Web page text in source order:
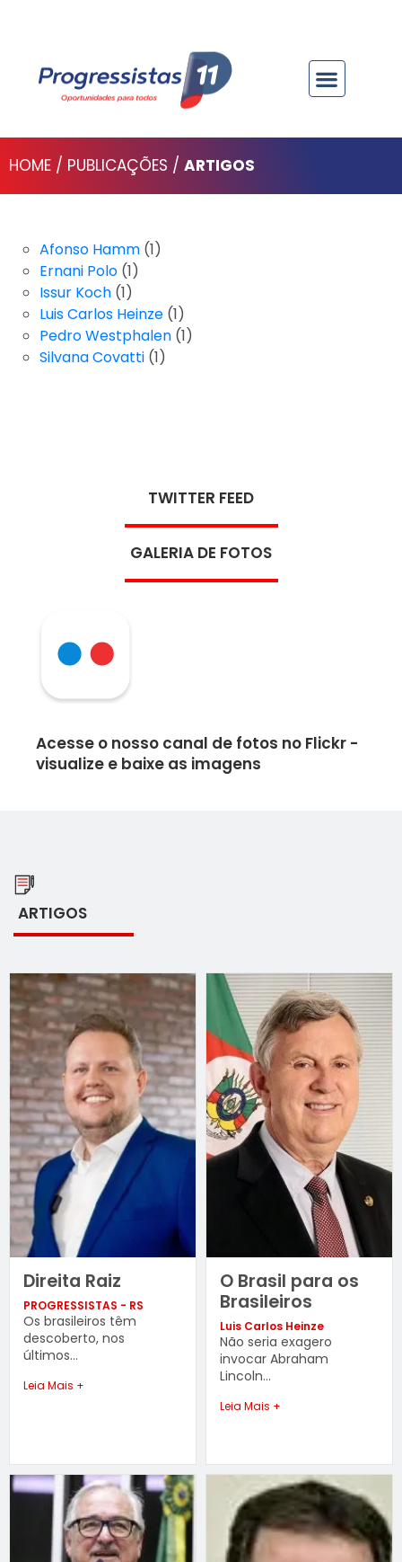
HOME / PUBLICAÇÕES / ARTIGOS
Afonso Hamm (1)
Ernani Polo (1)
Issur Koch (1)
Luis Carlos Heinze (1)
Pedro Westphalen (1)
Silvana Covatti (1)
TWITTER FEED
GALERIA DE FOTOS
Acesse o nosso canal de fotos no Flickr -
visualize e baixe as imagens
ARTIGOS
Direita Raiz
PROGRESSISTAS - RS
Os brasileiros têm
descoberto, nos
últimos...
Leia Mais +
O Brasil para os
Brasileiros
Luis Carlos Heinze
Não seria exagero
invocar Abraham
Lincoln...
Leia Mais +